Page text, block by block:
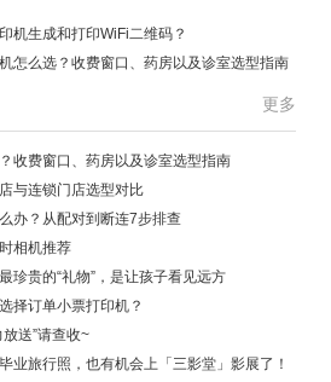
机生成和打印WiFi二维码？
怎么选？收费窗口、药房以及诊室选型指南
更多
收费窗口、药房以及诊室选型指南
与连锁门店选型对比
办？从配对到断连7步排查
相机推荐
珍贵的“礼物”，是让孩子看见远方
择订单小票打印机？
送”请查收~
业旅行照，也有机会上「三影堂」影展了！